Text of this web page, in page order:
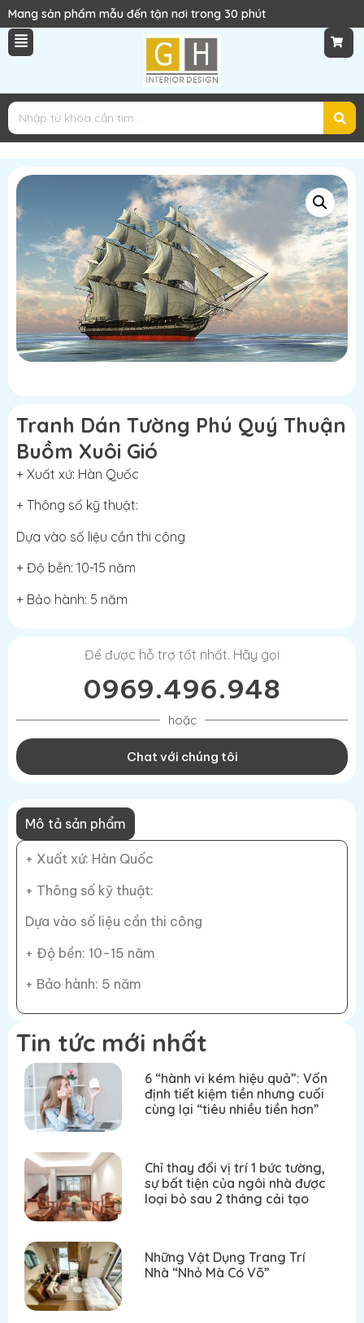
Mang sản phẩm mẫu đến tận nơi trong 30 phút
Tranh Dán Tường Phú Quý Thuận
Buồm Xuôi Gió
+ Xuất xứ: Hàn Quốc
+ Thông số kỹ thuật:
Dựa vào số liệu cần thi công
+ Độ bền: 10-15 năm
+ Bảo hành: 5 năm
Để được hỗ trợ tốt nhất. Hãy gọi
0969.496.948
hoặc
Chat với chúng tôi
Mô tả sản phẩm
+ Xuất xứ: Hàn Quốc
+ Thông số kỹ thuật:
Dựa vào số liệu cần thi công
+ Độ bền: 10-15 năm
+ Bảo hành: 5 năm
Tin tức mới nhất
6 “hành vi kém hiệu quả”: Vốn
định tiết kiệm tiền nhưng cuối
cùng lại “tiêu nhiều tiền hơn”
Chỉ thay đổi vị trí 1 bức tường,
sự bất tiện của ngôi nhà được
loại bỏ sau 2 tháng cải tạo
Những Vật Dụng Trang Trí
Nhà “Nhỏ Mà Có Võ”